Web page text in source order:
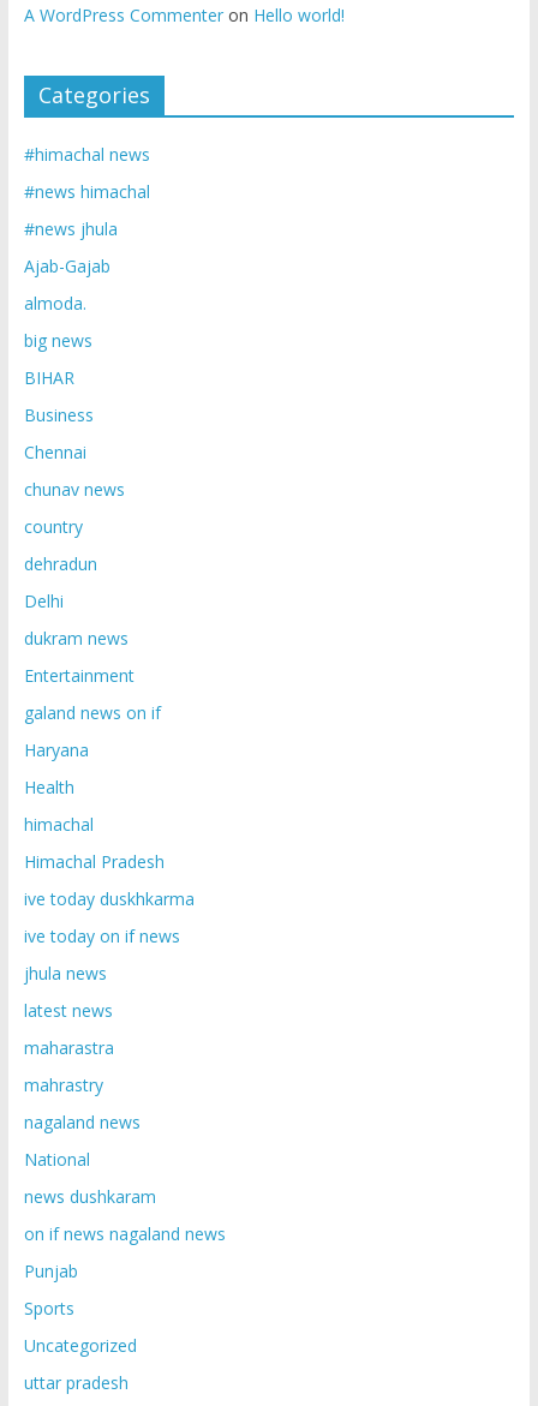
A WordPress Commenteron Hello world!
Categories
#himachal news
#news himachal
#news jhula
Ajab-Gajab
almoda.
big news
BIHAR
Business
Chennai
chunav news
country
dehradun
Delhi
dukram news
Entertainment
galand news on if
Haryana
Health
himachal
Himachal Pradesh
ive today duskhkarma
ive today on if news
jhula news
latest news
maharastra
mahrastry
nagaland news
National
news dushkaram
on if news nagaland news
Punjab
Sports
Uncategorized
uttar pradesh